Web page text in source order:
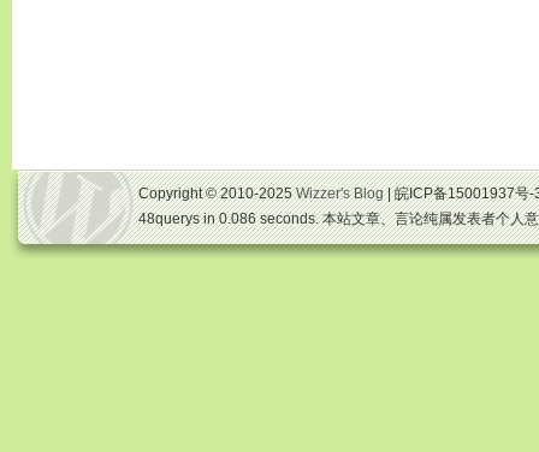
Copyright © 2010-2025Wizzer's Blog| 皖ICP备15001937号
48querys in 0.086 seconds. 本站文章、言论纯属发表者个人